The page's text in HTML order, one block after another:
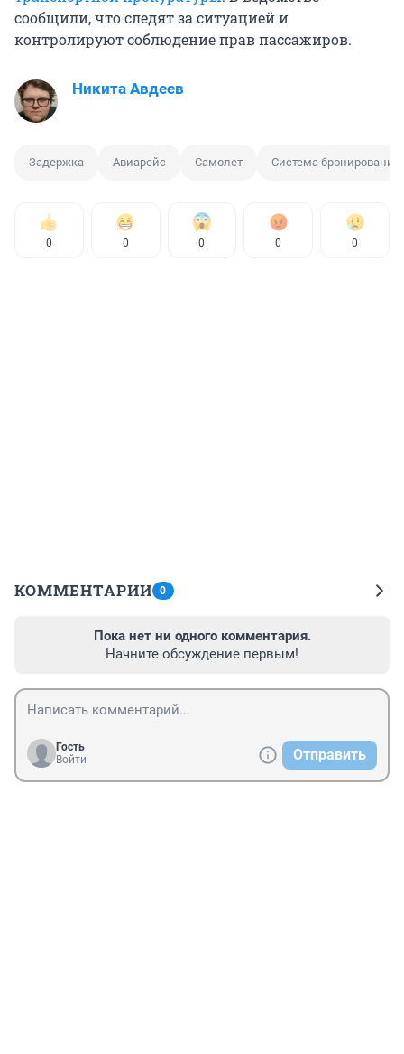
сообщили, что следят за ситуацией и
контролируют соблюдение прав пассажиров.
Никита Авдеев
Задержка Авиарейс Самолет Система бронирования
0 0 0 0 0
КОММЕНТАРИИ 0
Пока нет ни одного комментария.
Начните обсуждение первым!
Гость
Войти
Отправить